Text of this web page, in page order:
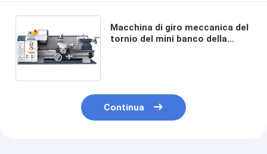
Macchina di giro meccanica del
tornio del mini banco della
Continua